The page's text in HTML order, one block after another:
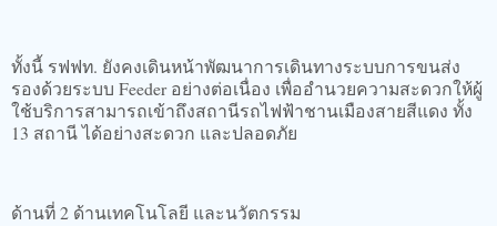
ทั้งนี้ รฟฟท. ยังคงเดินหน้าพัฒนาการเดินทางระบบการขนส่ง
รองด้วยระบบ Feeder อย่างต่อเนื่อง เพื่ออำนวยความสะดวกให้ผู้
ใช้บริการสามารถเข้าถึงสถานีรถไฟฟ้าชานเมืองสายสีแดง ทั้ง
13 สถานี ได้อย่างสะดวก และปลอดภัย
ด้านที่ 2 ด้านเทคโนโลยี และนวัตกรรม